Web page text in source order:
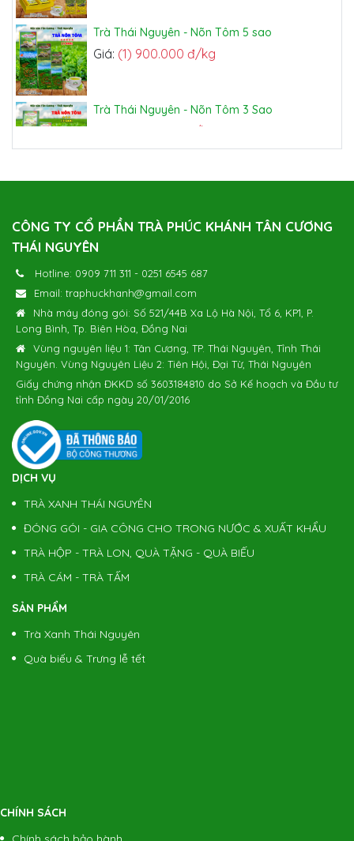
Giá: (1) 900.000 đ/kg
Giá: (1) 600.000 đ/kg
Bộ Trà Nõn Tôm Hảo Hạng 800g
Giá: (1) 750.000 đ
Bộ Trà Móc Câu Thượng Hạng 800g
Giá:(1) 650.000 đ
Bộ Hộp Quà Trà Nõn Tôm Hảo Hạng 400g
Giá:(1) 600.000 đ
Giá:(1) 550.000 đ
Trà Thái Nguyên - Nõn Tôm 5 sao
Giá:(1) 900.000 đ/kg
Trà Thái Nguyên - Nõn Tôm 3 Sao
Giá: (1) 600.000 đ/kg
CÔNG TY CỔ PHẦN TRÀ PHÚC KHÁNH TÂN CƯƠNG
THÁI NGUYÊN
Hotline: 0909 711 311 - 0251 6545 687
Email: traphuckhanh@gmail.com
Nhà máy đóng gói: Số 521/44B Xa Lộ Hà Nội, Tổ 6, KP1, P.
Long Bình, Tp. Biên Hòa, Đồng Nai
Vùng nguyên liệu 1: Tân Cương, TP. Thái Nguyên, Tỉnh Thái
Nguyên. Vùng Nguyên Liệu 2: Tiên Hội, Đại Từ, Thái Nguyên
Giấy chứng nhận ĐKKD số 3603184810 do Sở Kế hoạch và Đầu tư
tỉnh Đồng Nai cấp ngày 20/01/2016
DỊCH VỤ
TRÀ XANH THÁI NGUYÊN
ĐÓNG GÓI - GIA CÔNG CHO TRONG NƯỚC & XUẤT KHẨU
TRÀ HỘP - TRÀ LON, QUÀ TẶNG - QUÀ BIẾU
TRÀ CÁM - TRÀ TẤM
SẢN PHẨM
Trà Xanh Thái Nguyên
Quà biếu & Trưng lễ tết
CHÍNH SÁCH